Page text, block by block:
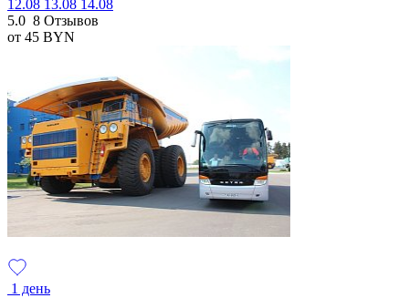
12.08 13.08 14.08
5.0 8 Отзывов
от 45 BYN
1 день